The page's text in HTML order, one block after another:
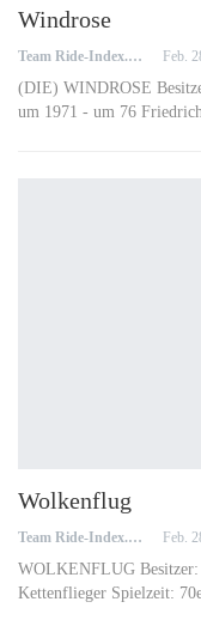
Windrose
Team Ride-Index.de Feb.
(DIE) WINDROSE
um 1971 - um 76
Wolkenflug
Team Ride-Index.de Feb.
WOLKENFLUG
Kettenflieger Spielzeit: